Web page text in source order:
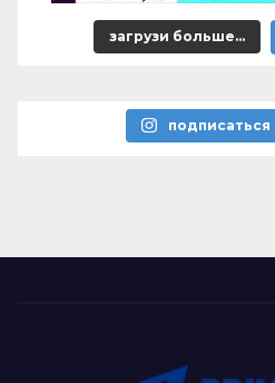
загрузи больше...